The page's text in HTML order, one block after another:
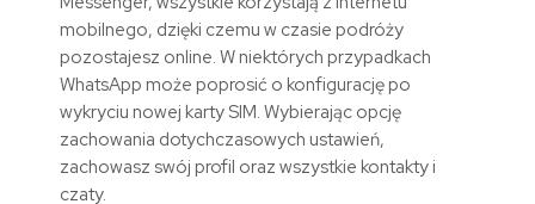
mobilnego, dzięki czemu w czasie podróży
pozostajesz online. W niektórych przypadkach
WhatsApp może poprosić o konfigurację po
wykryciu nowej karty SIM. Wybierając opcję
zachowania dotychczasowych ustawień,
zachowasz swój profil oraz wszystkie kontakty i
czaty.